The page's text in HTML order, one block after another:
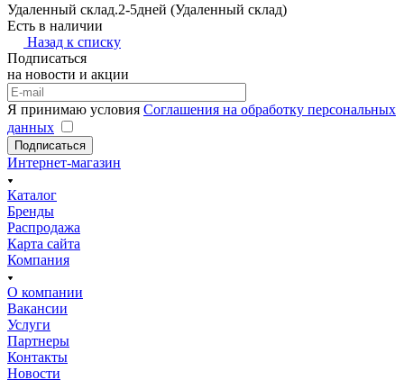
Удаленный склад.2-5дней (Удаленный склад)
Есть в наличии
Назад к списку
Подписаться
на новости и акции
Я принимаю условия Соглашения на обработку персональных
данных
Подписаться
Интернет-магазин
Каталог
Бренды
Распродажа
Карта сайта
Компания
О компании
Вакансии
Услуги
Партнеры
Контакты
Новости